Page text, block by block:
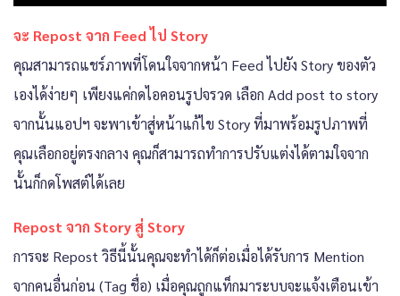
จะ Repost จาก Feed ไป Story
คุณสามารถแชร์ภาพที่โดนใจจากหน้า Feed ไปยัง Story ของตัว
เองได้ง่ายๆ เพียงแค่กดไอคอนรูปจรวด เลือก Add post to story
จากนั้นแอปฯ จะพาเข้าสู่หน้าแก้ไข Story ที่มาพร้อมรูปภาพที่
คุณเลือกอยู่ตรงกลาง คุณก็สามารถทำการปรับแต่งได้ตามใจจาก
นั้นก็กดโพสต์ได้เลย
Repost จาก Story สู่ Story
การจะ Repost วิธีนี้นั้นคุณจะทำได้ก็ต่อเมื่อได้รับการ Mention
จากคนอื่นก่อน (Tag ชื่อ) เมื่อคุณถูกแท็กมาระบบจะแจ้งเตือนเข้า